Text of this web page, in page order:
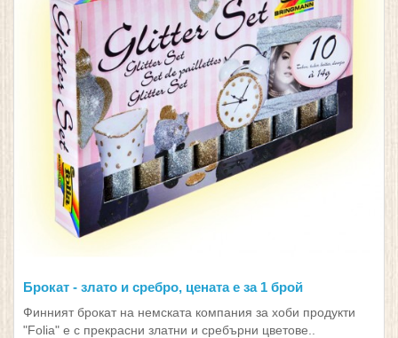
Брокат - злато и сребро, цената е за 1 брой
Финният брокат на немската компания за хоби продукти
"Folia" е с прекрасни златни и сребърни цветове..